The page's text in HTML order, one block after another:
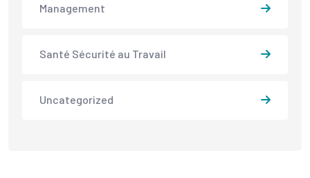
Management
Santé Sécurité au Travail
Uncategorized